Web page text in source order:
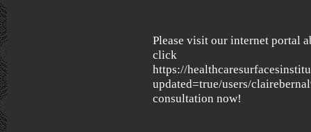
Please visit our internet portal
click
https://
updated=true/users/
consultation now!